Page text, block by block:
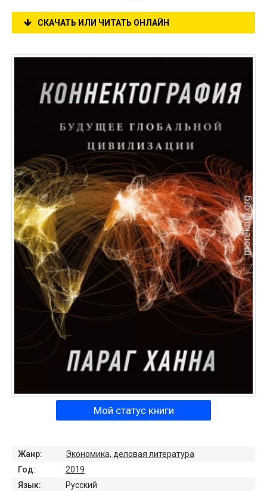
СКАЧАТЬ ИЛИ ЧИТАТЬ ОНЛАЙН
Мой статус книги
Жанр:
Экономика, деловая литература
Год:
2019
Язык:
Русский